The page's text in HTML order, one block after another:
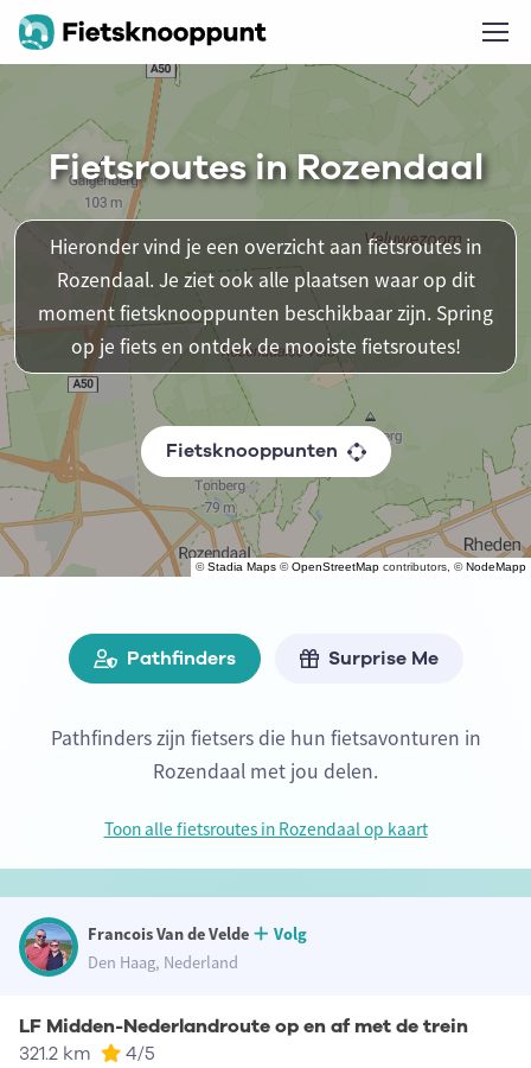
©Stadia Maps ©OpenStreetMap contributors, ©NodeMapp
Fietsroutes in Rozendaal
Hieronder vind je een overzicht aan fietsroutes in
Rozendaal. Je ziet ook alle plaatsen waar op dit
moment fietsknooppunten beschikbaar zijn. Spring
op je fiets en ontdek de mooiste fietsroutes!
Fietsknooppunten
Pathfinders Surprise Me
Pathfinders zijn fietsers die hun fietsavonturen in
Rozendaal met jou delen.
Toon alle fietsroutes in Rozendaal op kaart
Francois Van de Velde
Volg
Den Haag, Nederland
LF Midden-Nederlandroute op en af met de trein
321.2 km 4/5